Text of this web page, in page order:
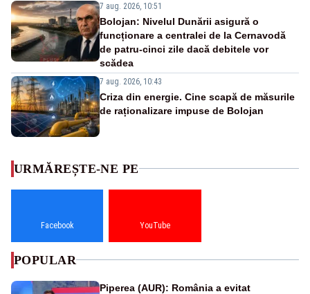
7 aug. 2026, 10:51
Bolojan: Nivelul Dunării asigură o
funcționare a centralei de la Cernavodă
de patru-cinci zile dacă debitele vor
scădea
7 aug. 2026, 10:43
Criza din energie. Cine scapă de măsurile
de raționalizare impuse de Bolojan
URMĂREȘTE-NE PE
Facebook YouTube
POPULAR
Piperea (AUR): România a evitat